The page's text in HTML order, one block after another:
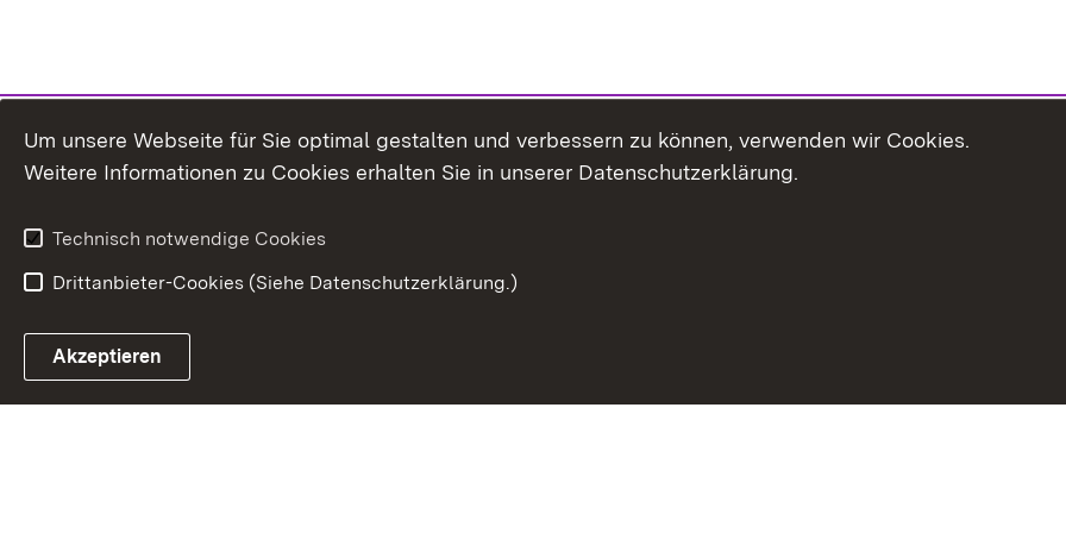
Um unsere Webseite für Sie optimal gestalten und verbessern zu können, verwenden wir Cookies.
Weitere Informationen zu Cookies erhalten Sie in unserer Datenschutzerklärung.
Technisch notwendige Cookies
Drittanbieter-Cookies (Siehe Datenschutzerklärung.)
Akzeptieren